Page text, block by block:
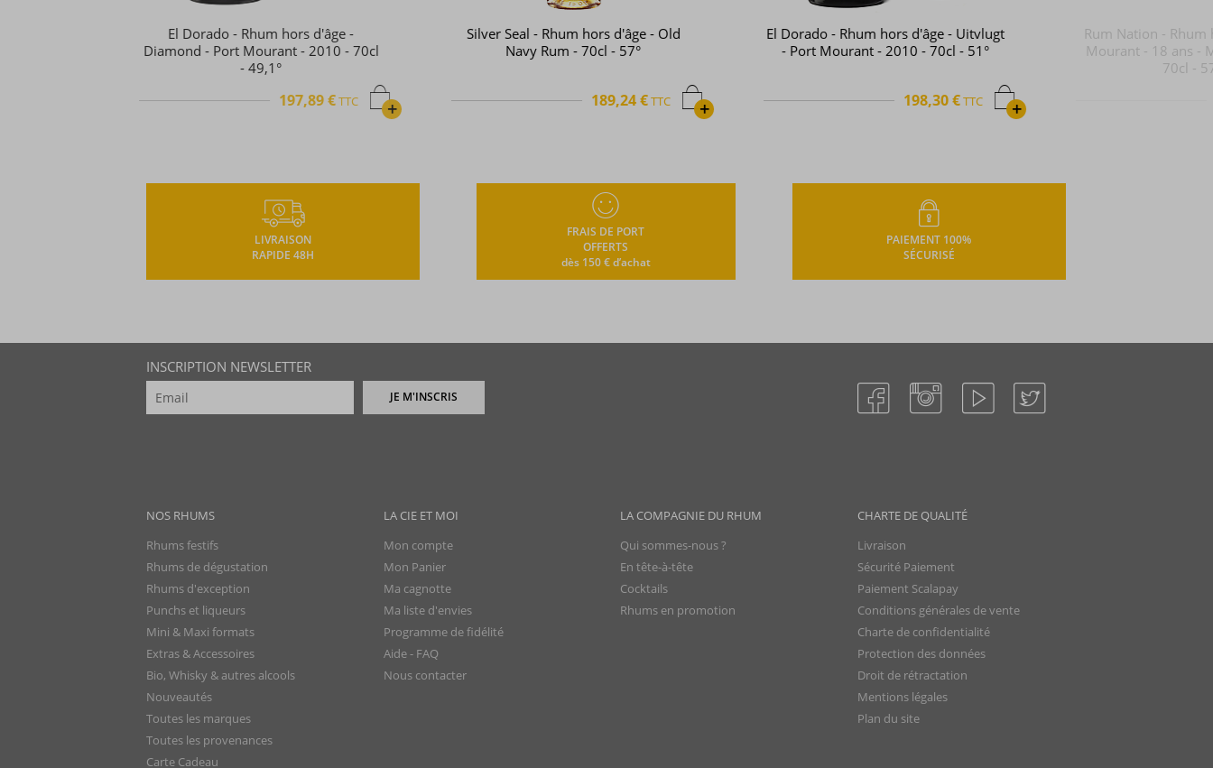
Silver Seal - Rhum hors d'âge - Old
Navy Rum - 70cl - 57°
189,24 € TTC
El Dorado - Rhum hors d'âge - Uitvlugt
- Port Mourant - 2010 - 70cl - 51°
198,30 € TTC
Rum Nation - Rhum hors d'âge - Port
Mourant - 18 ans - Millésime 2001 -
191,70 € TTC
LIVRAISON
RAPIDE 48H
FRAIS DE PORT
OFFERTS
dès 150 € d’achat
PAIEMENT 100%
SÉCURISÉ
INSCRIPTION NEWSLETTER
JE M'INSCRIS
NOS RHUMS
Rhums festifs
Rhums de dégustation
Rhums d'exception
Punchs et liqueurs
Mini & Maxi formats
Extras & Accessoires
Bio, Whisky & autres alcools
Nouveautés
Toutes les marques
Toutes les provenances
Carte Cadeau
LA COMPAGNIE DU RHUM
Qui sommes-nous ?
En tête-à-tête
Cocktails
Rhums en promotion
LA CIE ET MOI
Mon compte
Mon Panier
Ma cagnotte
Ma liste d'envies
Programme de fidélité
Aide - FAQ
Nous contacter
CHARTE DE QUALITÉ
Livraison
Sécurité Paiement
Paiement Scalapay
Conditions générales de vente
Charte de confidentialité
Protection des données
Droit de rétractation
Mentions légales
Plan du site